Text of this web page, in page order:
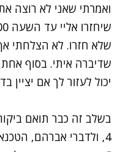
ואמרתי שאני לא רוצה
שלא חזרו. לא הצלחתי
שדיברה איתי. בסוף
יכול לעזור לך אם
בשלב זה כבר תואם
4, ולדברי אברהם,